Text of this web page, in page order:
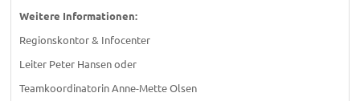
Weitere Informationen:
Regionskontor & Infocenter
Leiter Peter Hansen oder
Teamkoordinatorin Anne-Mette Olsen